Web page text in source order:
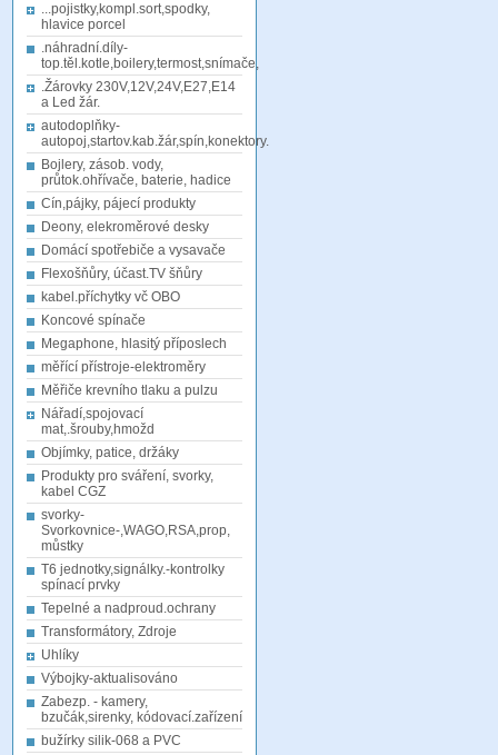
...pojistky,kompl.sort,spodky,
hlavice porcel
.náhradní.díly-
top.těl.kotle,boilery,termost,snímače,
.Žárovky 230V,12V,24V,E27,E14
a Led žár.
autodoplňky-
autopoj,startov.kab.žár,spín,konektory.
Bojlery, zásob. vody,
průtok.ohřívače, baterie, hadice
Cín,pájky, pájecí produkty
Deony, elekroměrové desky
Domácí spotřebiče a vysavače
Flexošňůry, účast.TV šňůry
kabel.příchytky vč OBO
Koncové spínače
Megaphone, hlasitý příposlech
měřící přístroje-elektroměry
Měřiče krevního tlaku a pulzu
Nářadí,spojovací
mat,.šrouby,hmožd
Objímky, patice, držáky
Produkty pro sváření, svorky,
kabel CGZ
svorky-
Svorkovnice-,WAGO,RSA,prop,
můstky
T6 jednotky,signálky.-kontrolky
spínací prvky
Tepelné a nadproud.ochrany
Transformátory, Zdroje
Uhlíky
Výbojky-aktualisováno
Zabezp. - kamery,
bzučák,sirenky, kódovací.zařízení
bužírky silik-068 a PVC